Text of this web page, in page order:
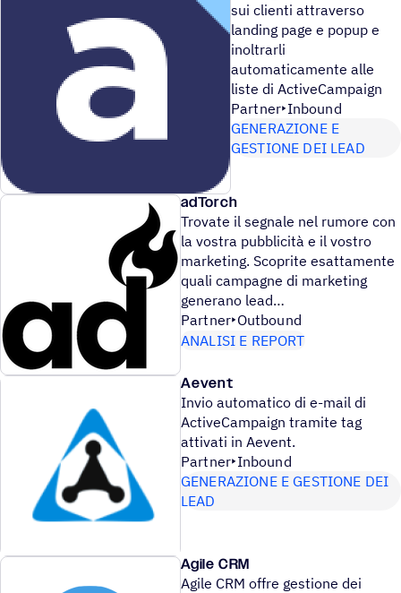
sui clienti attraverso
landing page e popup e
inoltrarli
automaticamente alle
liste di ActiveCampaign
Partner Inbound
GENERAZIONE E
GESTIONE DEI LEAD
adTorch
Trovate il segnale nel rumore con
la vostra pubblicità e il vostro
marketing. Scoprite esattamente
quali campagne di marketing
generano lead
Partner Outbound
ANALISI E REPORT
Aevent
Invio automatico di e-mail di
ActiveCampaign tramite tag
attivati in Aevent.
Partner Inbound
GENERAZIONE E GESTIONE DEI
LEAD
Agile CRM
Agile CRM offre gestione dei